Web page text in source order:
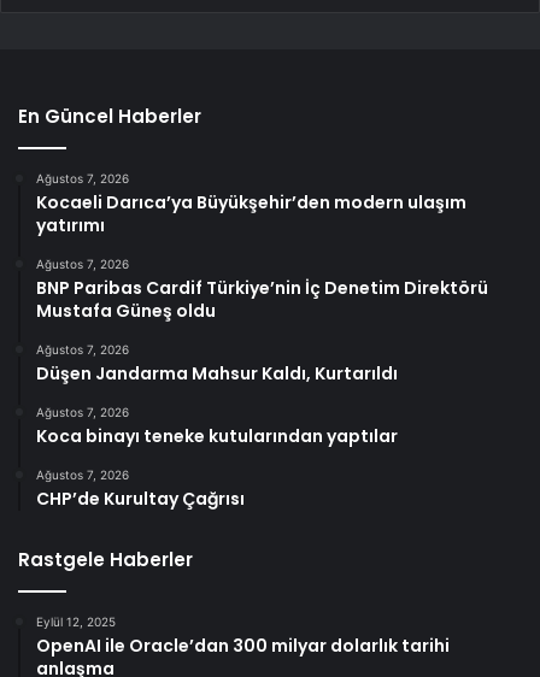
En Güncel Haberler
Ağustos 7, 2026
Kocaeli Darıca’ya Büyükşehir’den modern ulaşım
yatırımı
Ağustos 7, 2026
BNP Paribas Cardif Türkiye’nin İç Denetim Direktörü
Mustafa Güneş oldu
Ağustos 7, 2026
Düşen Jandarma Mahsur Kaldı, Kurtarıldı
Ağustos 7, 2026
Koca binayı teneke kutularından yaptılar
Ağustos 7, 2026
CHP’de Kurultay Çağrısı
Rastgele Haberler
Eylül 12, 2025
OpenAI ile Oracle’dan 300 milyar dolarlık tarihi
anlaşma